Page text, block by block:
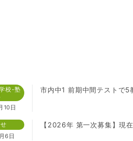
校-塾
10日
市内中1 前期中間テストで
6日
【2026年 第一次募集】現